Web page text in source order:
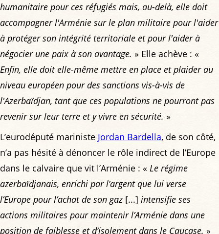
humanitaire pour ces réfugiés mais, au-delà, elle doit
accompagner l'Arménie sur le plan militaire pour l'aider
à protéger son intégrité territoriale et pour l'aider à
négocier une paix à son avantage. » Elle achève : «
Enfin, elle doit elle-même mettre en place et plaider au
niveau européen pour des sanctions vis-à-vis de
l'Azerbaïdjan, tant que ces populations ne pourront pas
revenir sur leur terre et y vivre en sécurité. »
L’eurodéputé mariniste Jordan Bardella, de son côté,
n’a pas hésité à dénoncer le rôle indirect de l’Europe
dans le calvaire que vit l’Arménie : « Le régime
azerbaïdjanais, enrichi par l’argent que lui verse
l’Europe pour l’achat de son gaz [...] intensifie ses
actions militaires pour maintenir l’Arménie dans une
position de faiblesse et d’isolement dans le Caucase. »